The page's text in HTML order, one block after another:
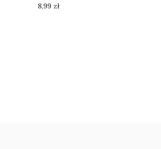
Cena
8,99 zł